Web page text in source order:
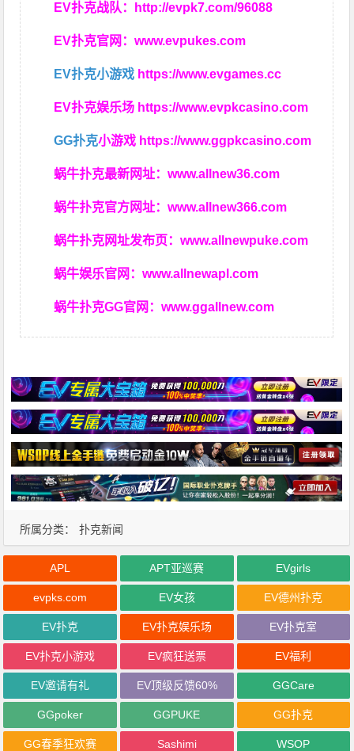
EV扑克战队： http://evpk7.com/96088
EV扑克官网：www.evpukes.com
EV扑克小游戏 https://www.evgames.cc
EV扑克娱乐场 https://www.evpkcasino.com
GG扑克小游戏 https://www.ggpkcasino.com
蜗牛扑克最新网址：www.allnew36.com
蜗牛扑克官方网址：www.allnew366.com
蜗牛扑克网址发布页：www.allnewpuke.com
蜗牛娱乐官网：www.allnewapl.com
蜗牛扑克GG官网：www.ggallnew.com
所属分类： 扑克新闻
APL APT亚巡赛 EVgirls
evpks.com EV女孩 EV德州扑克
EV扑克 EV扑克娱乐场 EV扑克室
EV扑克小游戏 EV疯狂送票 EV福利
EV邀请有礼 EV顶级反馈60% GGCare
GGpoker GGPUKE GG扑克
GG春季狂欢赛 Sashimi WSOP